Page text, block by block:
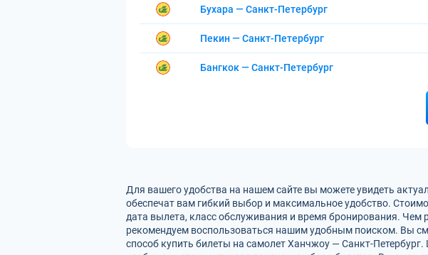
Бухара — Санкт-Петербург
Пекин — Санкт-Петербург
Бангкок — Санкт-Петербург
Для вашего удобства на нашем сайте вы можете увидеть
обеспечат вам гибкий выбор и максимальное удобство.
дата вылета, класс обслуживания и время бронирования. Чем
рекомендуем воспользоваться нашим удобным поиском. Вы
способ купить билеты на самолет Ханчжоу — Санкт-